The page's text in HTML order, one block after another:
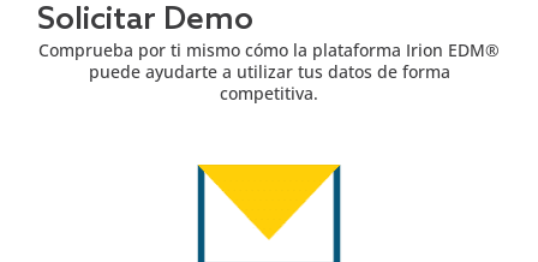
Solicitar Demo
Comprueba por ti mismo cómo la plataforma Irion EDM®
puede ayudarte a utilizar tus datos de forma
competitiva.